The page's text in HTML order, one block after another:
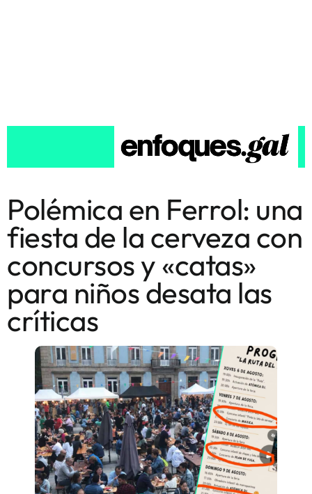
Polémica en Ferrol: una
fiesta de la cerveza con
concursos y «catas»
para niños desata las
críticas